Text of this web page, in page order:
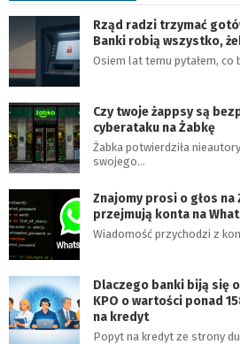
Rząd radzi trzymać
Banki robią wszystko,
Osiem lat temu pytałem, co
Czy twoje żappsy są
cyberataku na Żabkę
Żabka potwierdziła
swojego…
Znajomy prosi o głos na
przejmują konta na
Wiadomość przychodzi z
Dlaczego banki biją się
KPO o wartości ponad
na kredyt
Popyt na kredyt ze strony